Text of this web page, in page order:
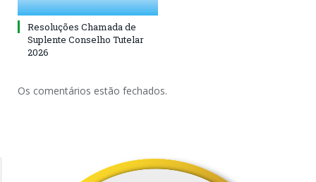
Resoluções Chamada de
Suplente Conselho Tutelar
2026
Os comentários estão fechados.